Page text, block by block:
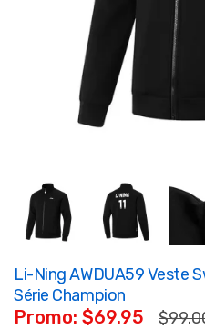
Li-Ning AWDUA59 Veste
Série Champion
Promo: $69.95